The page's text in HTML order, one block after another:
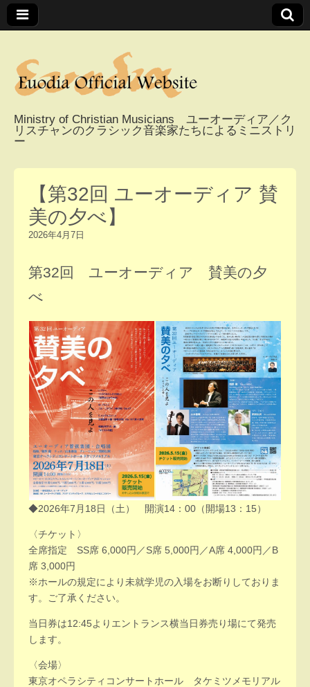
Euodia Official
Website / ユーオー
ディアオフィシャ
ルウェブサイト
Ministry of Christian Musicians ユーオーディア／ク
リスチャンのクラシック音楽家たちによるミニストリ
ー
【第32回 ユーオーディア 賛
美の夕べ】
2026年4月7日
第32回 ユーオーディア 賛美の夕
べ
◆2026年7月18日（土） 開演14：00（開場13：15）
〈チケット〉
全席指定 SS席 6,000円／S席 5,000円／A席 4,000円／B
席 3,000円
※ホールの規定により未就学児の入場をお断りしておりま
す。ご了承ください。
当日券は12:45よりエントランス横当日券売り場にて発売
します。
〈会場〉
東京オペラシティコンサートホール タケミツメモリアル